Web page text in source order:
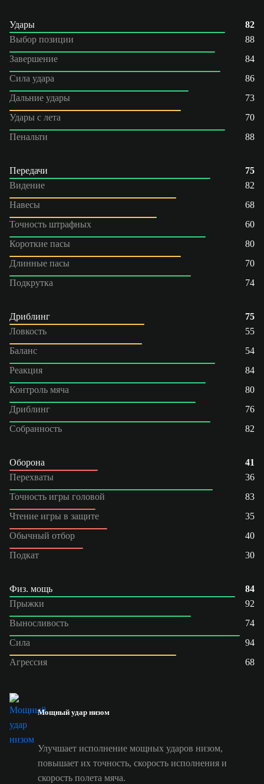
Удары
82
Выбор позиции
88
Завершение
84
Сила удара
86
Дальние удары
73
Удары с лета
70
Пенальти
88
Передачи
75
Видение
82
Навесы
68
Точность штрафных
60
Короткие пасы
80
Длинные пасы
70
Подкрутка
74
Дриблинг
75
Ловкость
55
Баланс
54
Реакция
84
Контроль мяча
80
Дриблинг
76
Собранность
82
Оборона
41
Перехваты
36
Точность игры головой
83
Чтение игры в защите
35
Обычный отбор
40
Подкат
30
Физ. мощь
84
Прыжки
92
Выносливость
74
Сила
94
Агрессия
68
Мощный удар низом
Улучшает исполнение мощных ударов низом,
повышает их точность, скорость исполнения и
скорость полета мяча.